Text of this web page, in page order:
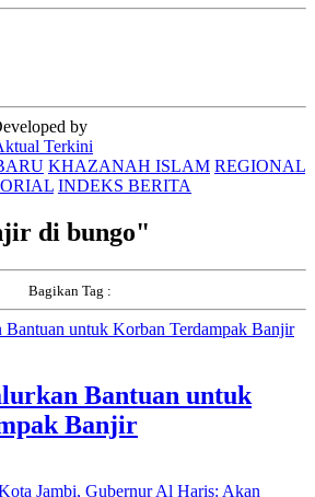
by
KHAZANAH ISLAM REGIONAL
INDEKS BERITA
di bungo"
Bagikan Tag :
Bantuan untuk
Banjir